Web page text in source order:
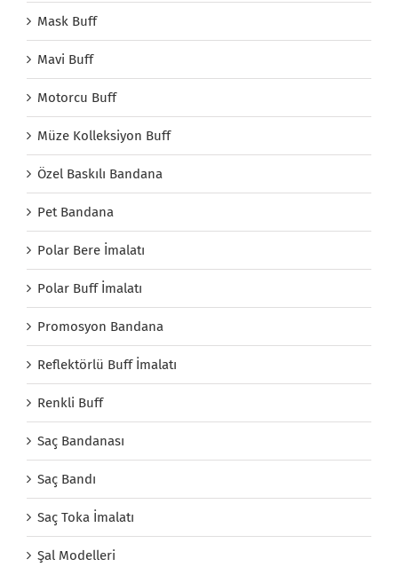
Mask Buff
Mavi Buff
Motorcu Buff
Müze Kolleksiyon Buff
Özel Baskılı Bandana
Pet Bandana
Polar Bere İmalatı
Polar Buff İmalatı
Promosyon Bandana
Reflektörlü Buff İmalatı
Renkli Buff
Saç Bandanası
Saç Bandı
Saç Toka İmalatı
Şal Modelleri